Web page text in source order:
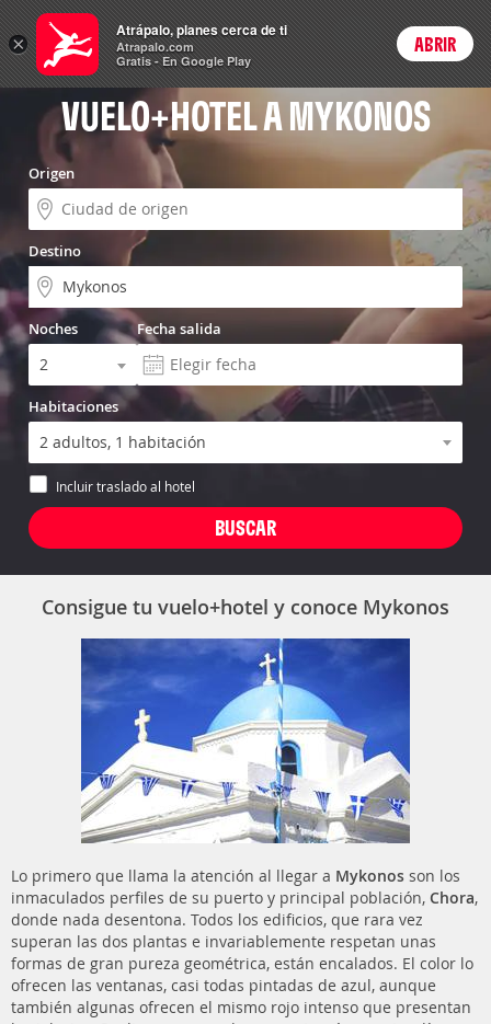
Vuelo+Hotel Precios enPeso
ARSCambiar moneda
Login
VUELO+HOTEL A MYKONOS
Origen
Destino
Noches Fecha salida
Habitaciones
Incluir traslado al hotel
Consigue tu vuelo+hotel y conoce Mykonos
Lo primero que llama la atención al llegar a Mykonos son los
inmaculados perfiles de su puerto y principal población, Chora,
donde nada desentona. Todos los edificios, que rara vez
superan las dos plantas e invariablemente respetan unas
formas de gran pureza geométrica, están encalados. El color lo
ofrecen las ventanas, casi todas pintadas de azul, aunque
también algunas ofrecen el mismo rojo intenso que presentan
×
Atrápalo, planes cerca de ti
Atrapalo.com
Gratis - En Google Play
ABRIR